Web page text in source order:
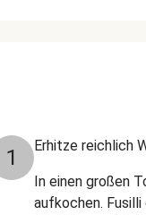
1 Erhitze reichlich
In einen großen
aufkochen.